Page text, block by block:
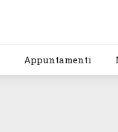
Appuntamenti